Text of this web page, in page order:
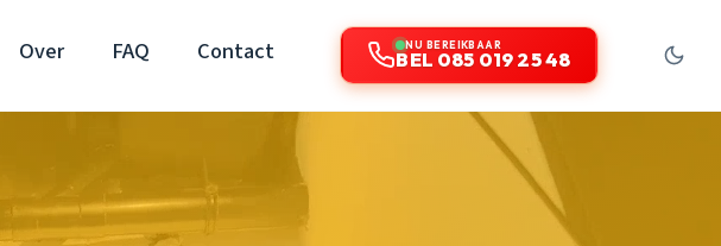
Over FAQ Contact NU BEREIKBAAR
BEL 085 019 25 48